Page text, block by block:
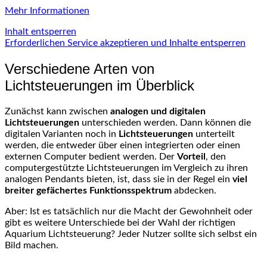
Mehr Informationen
Inhalt entsperren
Erforderlichen Service akzeptieren und Inhalte entsperren
Verschiedene Arten von
Lichtsteuerungen im Überblick
Zunächst kann zwischen analogen und digitalen
Lichtsteuerungen unterschieden werden. Dann können die
digitalen Varianten noch in Lichtsteuerungen unterteilt
werden, die entweder über einen integrierten oder einen
externen Computer bedient werden. Der Vorteil , den
computergestützte Lichtsteuerungen im Vergleich zu ihren
analogen Pendants bieten, ist, dass sie in der Regel ein viel
breiter gefächertes Funktionsspektrum abdecken.
Aber: Ist es tatsächlich nur die Macht der Gewohnheit oder
gibt es weitere Unterschiede bei der Wahl der richtigen
Aquarium Lichtsteuerung? Jeder Nutzer sollte sich selbst ein
Bild machen.